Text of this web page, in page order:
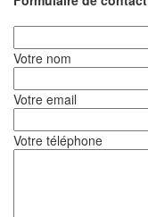
Votre nom
Votre email
Votre téléphone